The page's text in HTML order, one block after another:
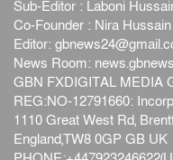
Sub-Editor : Laboni
Co-Founder : Nira Hussain
Editor:
News Room:
GBN FXDIGITAL MEDIA
REG:NO-12791660:
1110 Great West Rd,
England,TW8 0GP GB UK